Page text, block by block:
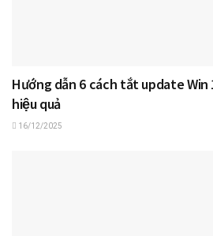
Hướng dẫn 6 cách tắt update Win
hiệu quả
16/12/2025